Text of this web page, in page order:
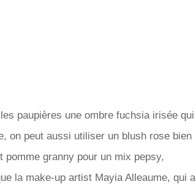
paupières une ombre fuchsia irisée qui
on peut aussi utiliser un blush rose bien
granny pour un mix pepsy,
la make-up artist Mayia Alleaume, qui a